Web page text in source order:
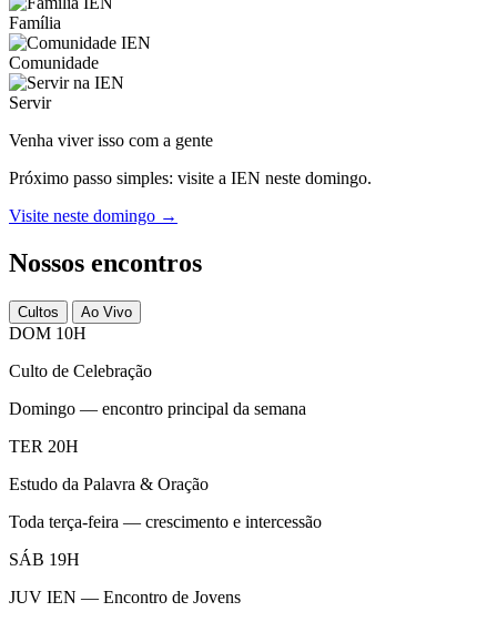
Família
Comunidade
Servir
Venha viver isso com a gente
Próximo passo simples: visite a IEN neste domingo.
Visite neste domingo →
Nossos encontros
Cultos Ao Vivo
DOM 10H
Culto de Celebração
Domingo — encontro principal da semana
TER 20H
Estudo da Palavra & Oração
Toda terça-feira — crescimento e intercessão
SÁB 19H
JUV IEN — Encontro de Jovens